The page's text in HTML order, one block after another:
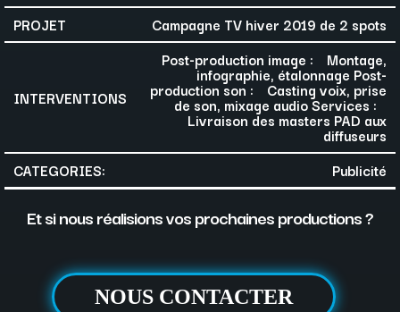
PROJET
Campagne TV hiver 2019 de 2 spots
INTERVENTIONS
Post-production image : Montage,
infographie, étalonnage Post-
production son : Casting voix, prise
de son, mixage audio Services :
Livraison des masters PAD aux
diffuseurs
CATEGORIES:
Publicité
Et si nous réalisions vos prochaines productions ?
NOUS CONTACTER